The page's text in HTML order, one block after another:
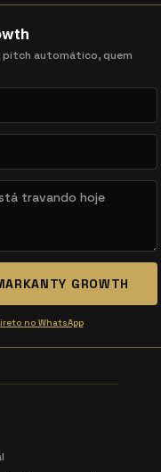
pitch automático, quem
GROWTH
no WhatsApp